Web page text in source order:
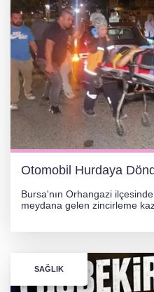
Otomobil Hurdaya
Bursa'nın Orhangazi
meydana gelen zincirleme
SAĞLIK